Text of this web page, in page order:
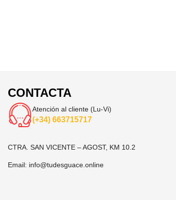
CONTACTA
Atención al cliente (Lu-Vi)
(+34) 663715717
CTRA. SAN VICENTE – AGOST, KM 10.2
Email: info@tudesguace.online